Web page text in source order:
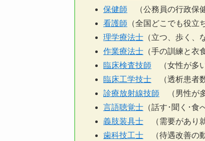
保健師 （公務員の行政保
看護師 （全国どこでも役立
理学療法士 （立つ、歩く、
作業療法士 （手の訓練と衣
臨床検査技師 （女性が多
臨床工学技士 （透析患者
診療放射線技師 （男性が
言語聴覚士 （話す･聞く･食
義肢装具士 （需要があり
歯科技工士 （待遇改善の